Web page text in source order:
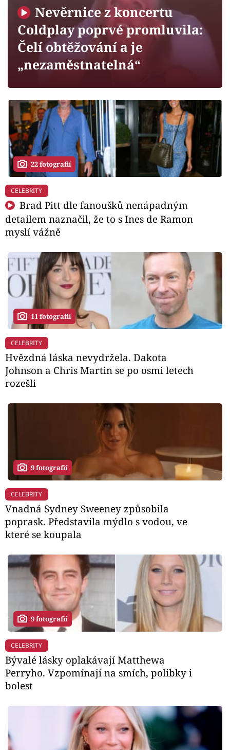
Sledujte prima+
Filmový festival Karlovy Vary
Mámy sobě
Přihlášení
Sledujte nás
Nevěrnice z koncertu
Coldplay poprvé promluvila:
Čelí obtěžování a je
„nezaměstnatelná“
22 fotografií
CELEBRITY
Brad Pitt dle fanoušků nenápadným
detailem naznačil, že to s Ines de Ramon
myslí vážně
11 fotografií
CELEBRITY
Hvězdná láska nevydržela. Dakota
Johnson a Chris Martin se po osmi letech
rozešli
9 fotografií
CELEBRITY
Vnadná Sydney Sweeney způsobila
poprask. Představila mýdlo s vodou, ve
které se koupala
9 fotografií
CELEBRITY
Bývalé lásky oplakávají Matthewa
Perryho. Vzpomínají na smích, polibky i
bolest